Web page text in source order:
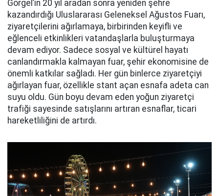
Görgel’in 20 yıl aradan sonra yeniden şehre
kazandırdığı Uluslararası Geleneksel Ağustos Fuarı,
ziyaretçilerini ağırlamaya, birbirinden keyifli ve
eğlenceli etkinlikleri vatandaşlarla buluşturmaya
devam ediyor. Sadece sosyal ve kültürel hayatı
canlandırmakla kalmayan fuar, şehir ekonomisine de
önemli katkılar sağladı. Her gün binlerce ziyaretçiyi
ağırlayan fuar, özellikle stant açan esnafa adeta can
suyu oldu. Gün boyu devam eden yoğun ziyaretçi
trafiği sayesinde satışlarını artıran esnaflar, ticari
hareketliliğini de artırdı.